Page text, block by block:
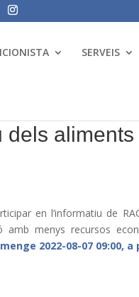
SERVEIS
dels aliments
en l’informatiu de
menys recursos
2022-08-07 09:00,